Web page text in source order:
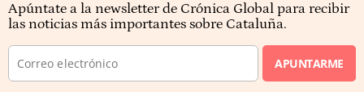
Apúntate a la newsletter de Crónica Global para recibir
las noticias más importantes sobre Cataluña.
APUNTARME